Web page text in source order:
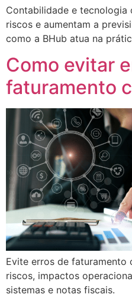
Contabilidade e tecnologia
riscos e aumentam a
como a BHub atua na
Como evitar
faturamento
Evite erros de faturamento
riscos, impactos
sistemas e notas fiscais.